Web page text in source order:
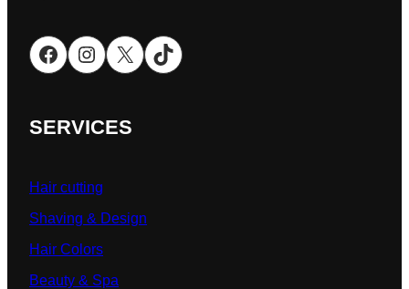
Facebook Instagram X TikTok
SERVICES
Hair cutting
Shaving & Design
Hair Colors
Beauty & Spa